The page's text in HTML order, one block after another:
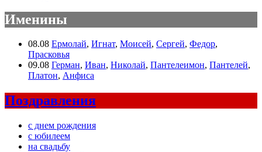
Именины
08.08 Ермолай, Игнат, Моисей, Сергей, Федор,
Прасковья
09.08 Герман, Иван, Николай, Пантелеимон, Пантелей,
Платон, Анфиса
Поздравления
с днем рождения
с юбилеем
на свадьбу